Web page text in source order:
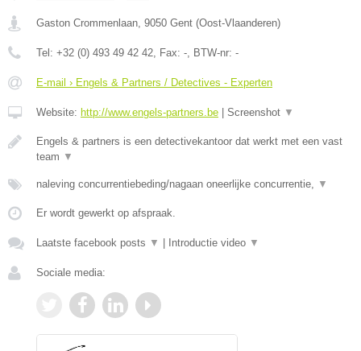
Gaston Crommenlaan, 9050 Gent (Oost-Vlaanderen)
Tel: +32 (0) 493 49 42 42, Fax: -, BTW-nr: -
E-mail › Engels & Partners / Detectives - Experten
Website: http://www.engels-partners.be Screenshot ▼
Engels & partners is een detectivekantoor dat werkt met een vast
team ▼
naleving concurrentiebeding/nagaan oneerlijke concurrentie, ▼
Er wordt gewerkt op afspraak.
Laatste facebook posts ▼ Introductie video ▼
Sociale media: